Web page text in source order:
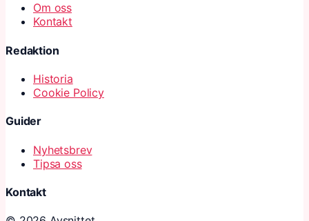
Om oss
Kontakt
Redaktion
Historia
Cookie Policy
Guider
Nyhetsbrev
Tipsa oss
Kontakt